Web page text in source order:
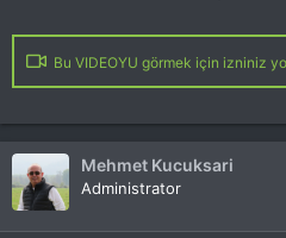
Bu VIDEOYU görmek için izniniz
Mehmet Kucuksari
Administrator